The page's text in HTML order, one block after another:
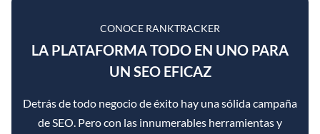
CONOCE RANKTRACKER
LA PLATAFORMA TODO EN UNO PARA
UN SEO EFICAZ
Detrás de todo negocio de éxito hay una sólida campaña
de SEO. Pero con las innumerables herramientas y